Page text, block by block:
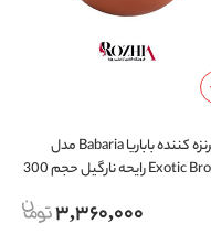
ژل برنزه کننده باباریا Babaria مدل
Exotic Bronze رایحه نارگیل حجم 300
3,360,000